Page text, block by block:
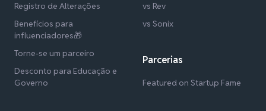
Registro de Alterações
Benefícios para
influenciadores🎁
Torne-se um parceiro
Desconto para Educação e
Governo
vs Rev
vs Sonix
Parcerias
Featured on Startup Fame